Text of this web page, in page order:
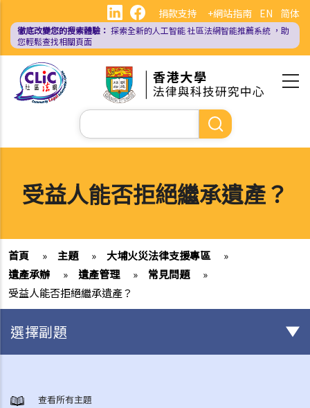
內
EN 简体
捐款支持 +網站指南
徹底改變您的搜索體驗： 探索全新的人工智能社區法網智能推薦系統 ，助
您輕鬆查找相關頁面
Search
受益人能否拒絕繼承遺產？
首頁 » 主題 » 大埔火災法律支援專區
»
遺產承辦
» 遺產管理 » 常見問題
»
受益人能否拒絕繼承遺產？
選擇副題
A. 火葬查看所有主題